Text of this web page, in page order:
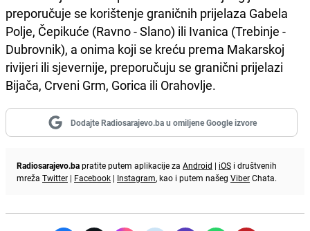
preporučuje se korištenje graničnih prijelaza Gabela
Polje, Čepikuće (Ravno - Slano) ili Ivanica (Trebinje -
Dubrovnik), a onima koji se kreću prema Makarskoj
rivijeri ili sjevernije, preporučuju se granični prijelazi
Bijača, Crveni Grm, Gorica ili Orahovlje.
Dodajte Radiosarajevo.ba u omiljene Google izvore
Radiosarajevo.bapratite putem aplikacije za Android | iOS i društvenih
mreža Twitter | Facebook | Instagram, kao i putem našeg ViberChata.